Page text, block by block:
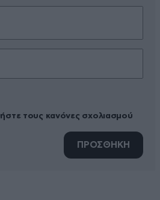
τους κανόνες σχολιασμού
ΠΡΟΣΘΗΚΗ